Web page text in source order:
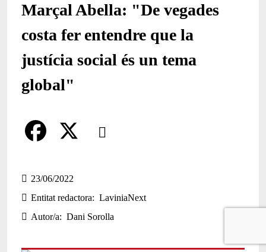
Marçal Abella: "De vegades
costa fer entendre que la
justícia social és un tema
global"
Comparteix
a
c
e
23/06/2022
Entitat redactora
LaviniaNext
Autor/a
Dani Sorolla